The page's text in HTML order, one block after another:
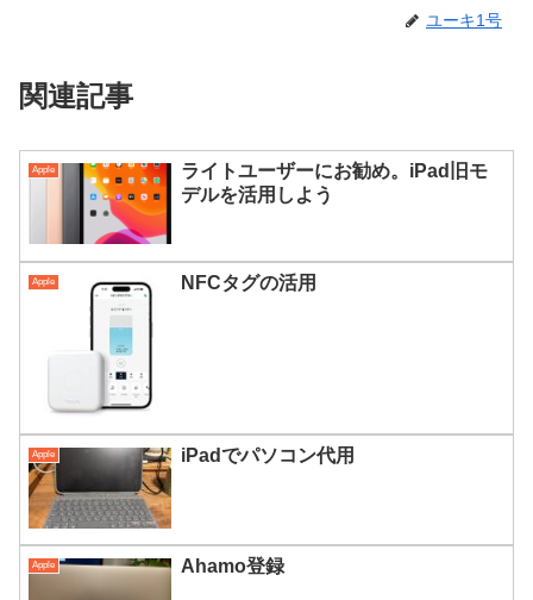
ユーキ1号
関連記事
Apple
ライトユーザーにお勧め。iPad旧モ
デルを活用しよう
Apple NFCタグの活用
Apple iPadでパソコン代用
Apple Ahamo登録